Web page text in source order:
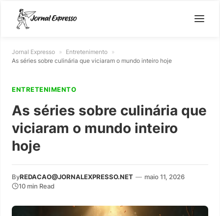
Jornal Expresso » Entretenimento »
As séries sobre culinária que viciaram o mundo inteiro hoje
ENTRETENIMENTO
As séries sobre culinária que
viciaram o mundo inteiro
hoje
ByREDACAO@JORNALEXPRESSO.NET — maio 11, 2026
10 min Read